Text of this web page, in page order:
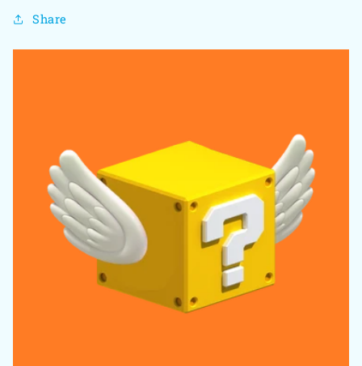
Share